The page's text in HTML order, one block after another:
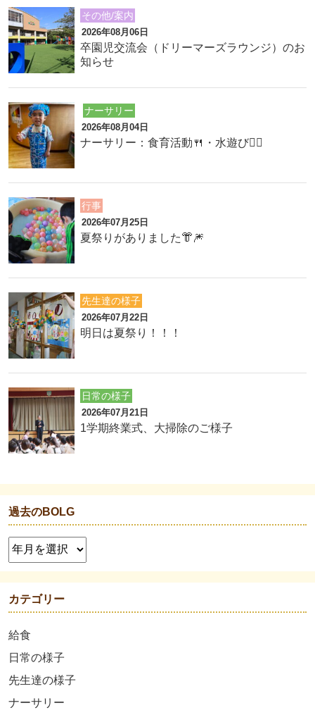
その他/案内
2026年08月06日
卒園児交流会（ドリーマーズラウンジ）のお
知らせ
ナーサリー
2026年08月04日
ナーサリー：食育活動🍴・水遊び🏊‍♂️
行事
2026年07月25日
夏祭りがありました👘🎆
先生達の様子
2026年07月22日
明日は夏祭り！！！
日常の様子
2026年07月21日
1学期終業式、大掃除のご様子
過去のBOLG
カテゴリー
給食
日常の様子
先生達の様子
ナーサリー